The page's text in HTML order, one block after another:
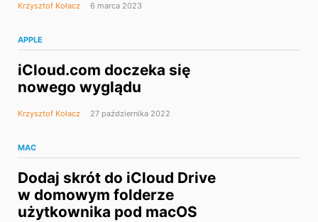
Krzysztof Kołacz 6 marca 2023
APPLE
iCloud.com doczeka się
nowego wyglądu
Krzysztof Kołacz 27 października 2022
MAC
Dodaj skrót do iCloud Drive
w domowym folderze
użytkownika pod macOS